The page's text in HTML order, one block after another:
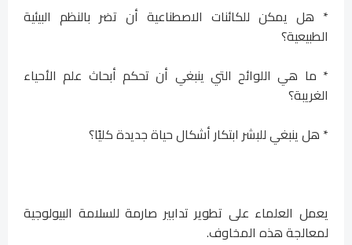
* هل يمكن للكائنات الاصطناعية أن تضر بالنظم البيئية
الطبيعية؟
* ما هي اللوائح التي ينبغي أن تحكم أبحاث علم الأحياء
الغريبة؟
* هل ينبغي للبشر ابتكار أشكال حياة جديدة كليًا؟
يعمل العلماء على تطوير تدابير صارمة للسلامة البيولوجية
لمعالجة هذه المخاوف.